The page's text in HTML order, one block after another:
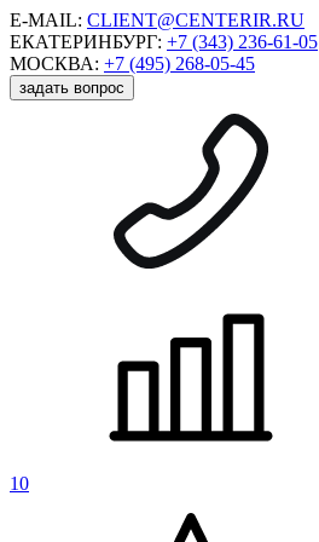
E-MAIL: CLIENT@CENTERIR.RU
ЕКАТЕРИНБУРГ: +7 (343) 236-61-05
МОСКВА: +7 (495) 268-05-45
задать вопрос
10